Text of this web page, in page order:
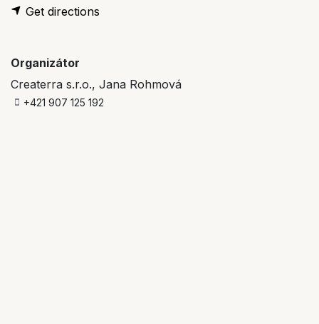
Get directions
Organizátor
Createrra s.r.o., Jana Rohmová
+421 907 125 192